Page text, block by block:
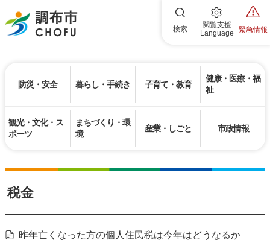
調布市 検索
閲覧支援
Language
緊急情報
防災・安全 暮らし・手続き 子育て・教育
健康・医療・福
祉
観光・文化・ス
ポーツ
まちづくり・環
境
産業・しごと 市政情報
税金
昨年亡くなった方の個人住民税は今年はどうなるか